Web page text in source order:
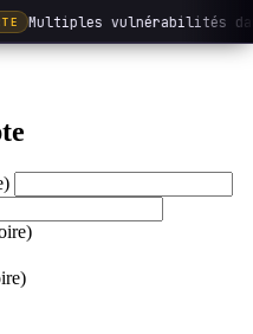
Multiples vulnérabilités